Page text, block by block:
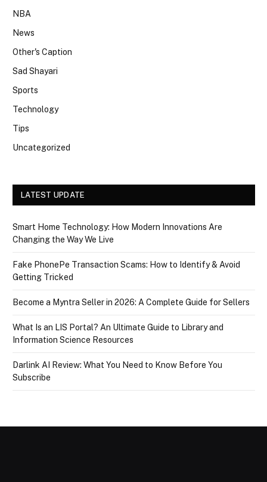
NBA
News
Other's Caption
Sad Shayari
Sports
Technology
Tips
Uncategorized
LATEST UPDATE
Smart Home Technology: How Modern Innovations Are
Changing the Way We Live
Fake PhonePe Transaction Scams: How to Identify & Avoid
Getting Tricked
Become a Myntra Seller in 2026: A Complete Guide for Sellers
What Is an LIS Portal? An Ultimate Guide to Library and
Information Science Resources
Darlink AI Review: What You Need to Know Before You
Subscribe